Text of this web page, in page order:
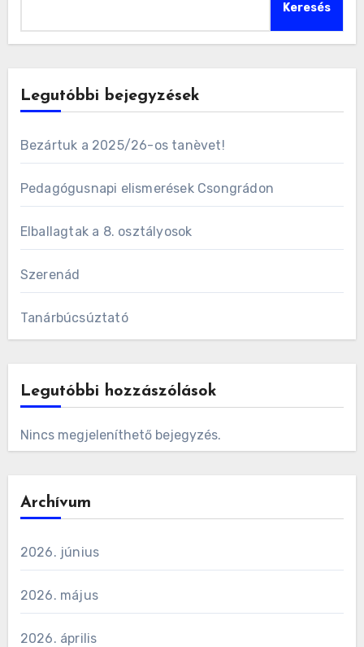
Keresés
Legutóbbi bejegyzések
Bezártuk a 2025/26-os tanèvet!
Pedagógusnapi elismerések Csongrádon
Elballagtak a 8. osztályosok
Szerenád
Tanárbúcsúztató
Legutóbbi hozzászólások
Nincs megjeleníthető bejegyzés.
Archívum
2026. június
2026. május
2026. április